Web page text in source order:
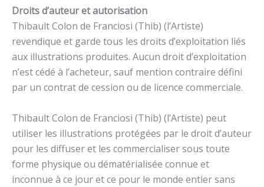
Droits d’auteur et autorisation
Thibault Colon de Franciosi (Thib) (l’Artiste)
revendique et garde tous les droits d’exploitation liés
aux illustrations produites. Aucun droit d’exploitation
n’est cédé à l’acheteur, sauf mention contraire défini
par un contrat de cession ou de licence commerciale.
​Thibault Colon de Franciosi (Thib) (l’Artiste) peut
utiliser les illustrations protégées par le droit d’auteur
pour les diffuser et les commercialiser sous toute
forme physique ou dématérialisée connue et
inconnue à ce jour et ce pour le monde entier sans